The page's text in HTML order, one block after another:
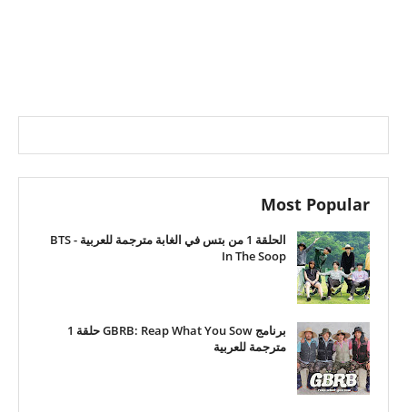
Most Popular
الحلقة 1 من بتس في الغابة مترجمة للعربية - BTS
In The Soop
برنامج GBRB: Reap What You Sow حلقة 1
مترجمة للعربية